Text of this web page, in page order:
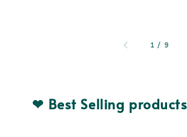
1 / 9
❤ Best Selling